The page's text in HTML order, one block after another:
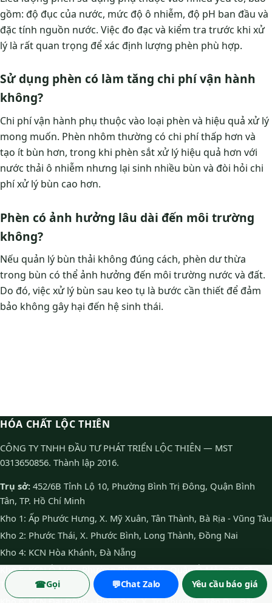
gồm: độ đục của nước, mức độ ô nhiễm, độ pH ban đầu và
đặc tính nguồn nước. Việc đo đạc và kiểm tra trước khi xử
lý là rất quan trọng để xác định lượng phèn phù hợp.
Sử dụng phèn có làm tăng chi phí vận hành
không?
Chi phí vận hành phụ thuộc vào loại phèn và hiệu quả xử lý
mong muốn. Phèn nhôm thường có chi phí thấp hơn và
tạo ít bùn hơn, trong khi phèn sắt xử lý hiệu quả hơn với
nước thải ô nhiễm nhưng lại sinh nhiều bùn và đòi hỏi chi
phí xử lý bùn cao hơn.
Phèn có ảnh hưởng lâu dài đến môi trường
không?
Nếu quản lý bùn thải không đúng cách, phèn dư thừa
trong bùn có thể ảnh hưởng đến môi trường nước và đất.
Do đó, việc xử lý bùn sau keo tụ là bước cần thiết để đảm
bảo không gây hại đến hệ sinh thái.
HÓA CHẤT LỘC THIÊN
CÔNG TY TNHH ĐẦU TƯ PHÁT TRIỂN LỘC THIÊN — MST
0313650856. Thành lập 2016.
Trụ sở: 452/6B Tỉnh Lộ 10, Phường Bình Trị Đông, Quận Bình
Tân, TP. Hồ Chí Minh
Kho 1: Ấp Phước Hưng, X. Mỹ Xuân, Tân Thành, Bà Rịa - Vũng Tàu
Kho 2: Phước Thái, X. Phước Bình, Long Thành, Đồng Nai
Kho 4: KCN Hòa Khánh, Đà Nẵng
Kho 5: KCN Ô Môn, Phường Phước Thới, Quận Ô Môn, TP. Cần
Thơ
☎Gọi 💬Chat Zalo Yêu cầu báo giá